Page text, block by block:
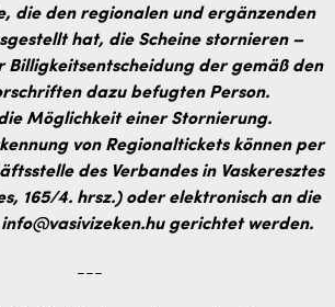
die den regionalen und ergänzenden
hat, die Scheine stornieren –
Billigkeitsentscheidung der gemäß den
dazu befugten Person.
Möglichkeit einer Stornierung.
von Regionaltickets können per
des Verbandes in Vaskeresztes
165/4. hrsz.) oder elektronisch an die
gerichtet werden.
---